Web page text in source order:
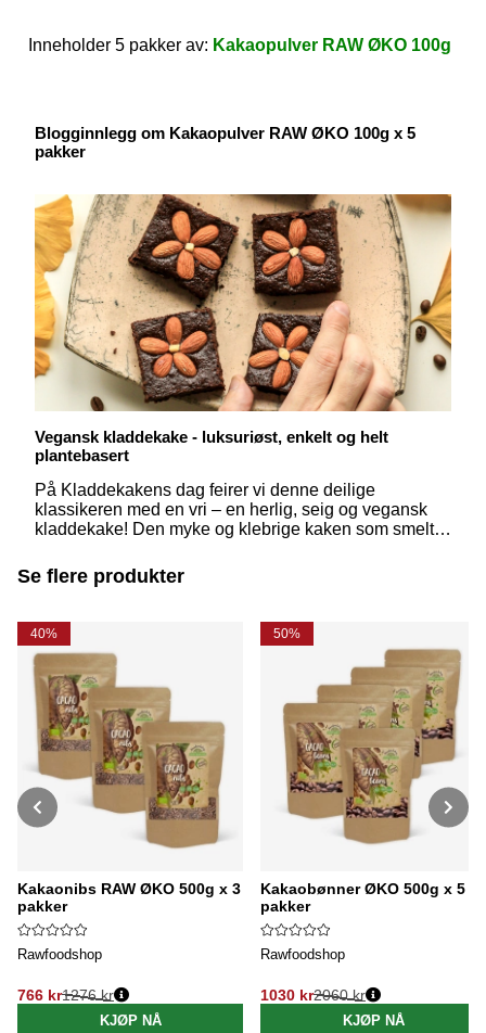
Inneholder 5 pakker av: Kakaopulver RAW ØKO 100g
Blogginnlegg om Kakaopulver RAW ØKO 100g x 5
pakker
Vegansk kladdekake - luksuriøst, enkelt og helt
plantebasert
På Kladdekakens dag feirer vi denne deilige
klassikeren med en vri – en herlig, seig og vegansk
kladdekake! Den myke og klebrige kaken som smelter
plantebaserte ingredienser kan du lage en minst like
god variant uten meieriprodukter eller egg.
Se flere produkter
40%
Kakaonibs RAW ØKO 500g x 3
pakker
Rawfoodshop
766 kr
Vanlig pris:
1276 kr
KJØP NÅ
50%
Kakaobønner ØKO 500g x 5
pakker
Rawfoodshop
1030 kr
Vanlig pris:2060 kr
KJØP NÅ